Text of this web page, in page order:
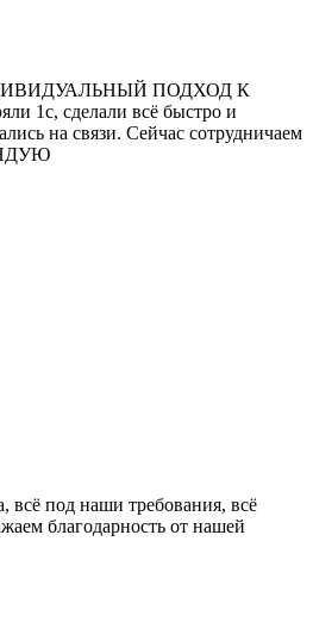
ПОДХОД К
1с, сделали всё быстро и
на связи. Сейчас сотрудничаем
всё под наши требования, всё
благодарность от нашей